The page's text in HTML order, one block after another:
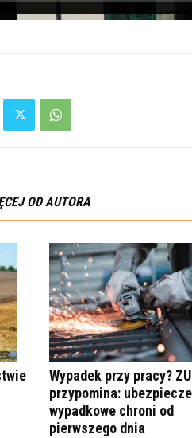
OD AUTORA
Wypadek przy pracy?
przypomina:
wypadkowe chroni od
pierwszego dnia